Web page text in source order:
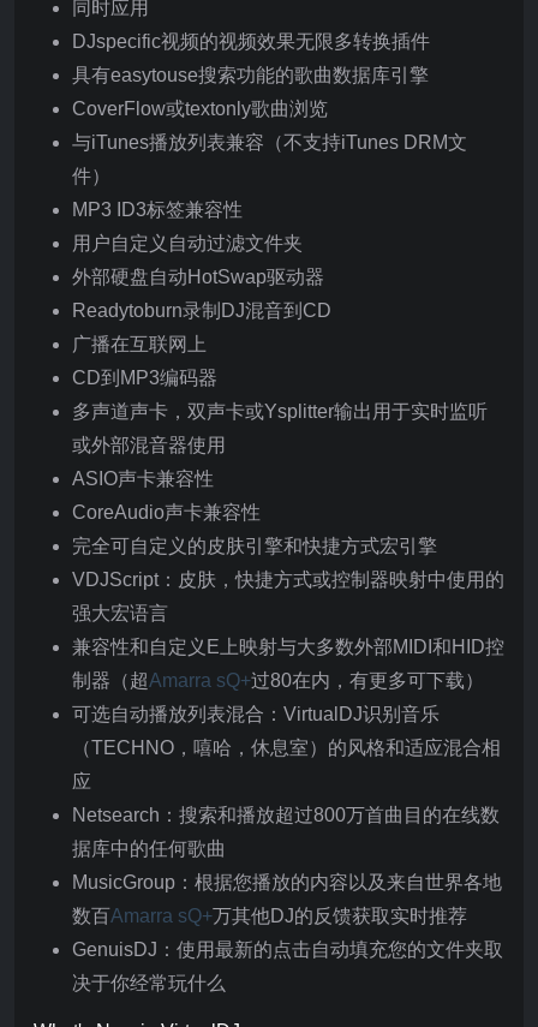
同时应用
DJspecific视频的视频效果无限多转换插件
具有easytouse搜索功能的歌曲数据库引擎
CoverFlow或textonly歌曲浏览
与iTunes播放列表兼容（不支持iTunes DRM文
件）
MP3 ID3标签兼容性
用户自定义自动过滤文件夹
外部硬盘自动HotSwap驱动器
Readytoburn录制DJ混音到CD
广播在互联网上
CD到MP3编码器
多声道声卡，双声卡或Ysplitter输出用于实时监听
或外部混音器使用
ASIO声卡兼容性
CoreAudio声卡兼容性
完全可自定义的皮肤引擎和快捷方式宏引擎
VDJScript：皮肤，快捷方式或控制器映射中使用的
强大宏语言
兼容性和自定义E上映射与大多数外部MIDI和HID控
制器（超Amarra sQ+过80在内，有更多可下载）
可选自动播放列表混合：VirtualDJ识别音乐
（TECHNO，嘻哈，休息室）的风格和适应混合相
应
Netsearch：搜索和播放超过800万首曲目的在线数
据库中的任何歌曲
MusicGroup：根据您播放的内容以及来自世界各地
数百Amarra sQ+万其他DJ的反馈获取实时推荐
GenuisDJ：使用最新的点击自动填充您的文件夹取
决于你经常玩什么